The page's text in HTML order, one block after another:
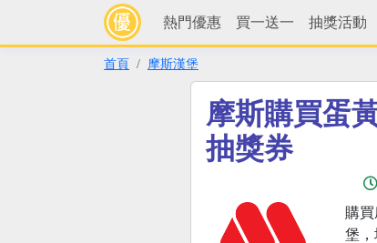
熱門優惠 買一送一 抽獎活動
首頁 摩斯漢堡
摩斯購買蛋
抽獎券
購
堡